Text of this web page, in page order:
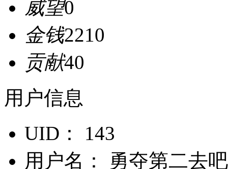
威望0
金钱2210
贡献40
用户信息
UID：
143
用户名：
勇夺第二去吧